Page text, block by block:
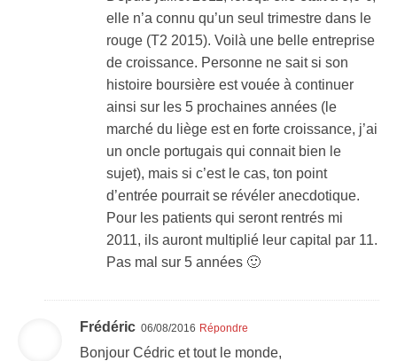
elle n’a connu qu’un seul trimestre dans le
rouge (T2 2015). Voilà une belle entreprise
de croissance. Personne ne sait si son
histoire boursière est vouée à continuer
ainsi sur les 5 prochaines années (le
marché du liège est en forte croissance, j’ai
un oncle portugais qui connait bien le
sujet), mais si c’est le cas, ton point
d’entrée pourrait se révéler anecdotique.
Pour les patients qui seront rentrés mi
2011, ils auront multiplié leur capital par 11.
Pas mal sur 5 années 🙂
Frédéric 06/08/2016 Répondre
Bonjour Cédric et tout le monde,